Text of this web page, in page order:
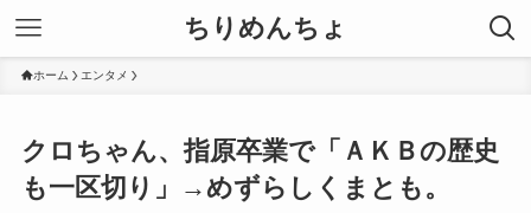
ちりめんちょ
ホーム エンタメ
クロちゃん、指原卒業で「ＡＫＢの歴史
も一区切り」→めずらしくまとも。